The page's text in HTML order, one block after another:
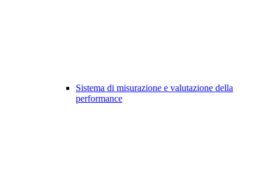
Sistema di misurazione e valutazione della
performance